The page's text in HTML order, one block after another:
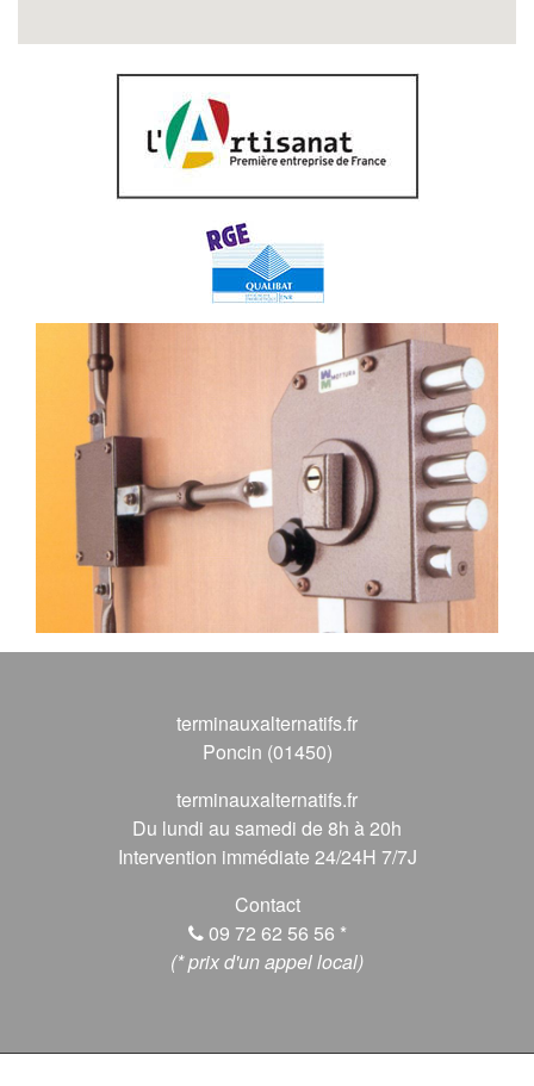
terminauxalternatifs.fr
Poncin (01450)
terminauxalternatifs.fr
Du lundi au samedi de 8h à 20h
Intervention immédiate 24/24H 7/7J
Contact
09 72 62 56 56 *
(* prix d'un appel local)